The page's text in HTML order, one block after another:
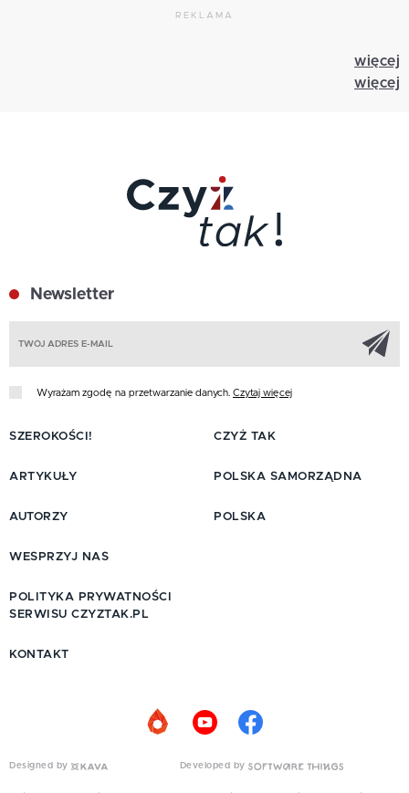
REKLAMA
więcej
więcej
Newsletter
Wyrażam zgodę na przetwarzanie danych. Czytaj więcej
SZEROKOŚCI!
ARTYKUŁY
AUTORZY
CZYŻ TAK
POLSKA SAMORZĄDNA
POLSKA
WESPRZYJ NAS
POLITYKA PRYWATNOŚCI
SERWISU CZYZTAK.PL
KONTAKT
Designed by Developed by